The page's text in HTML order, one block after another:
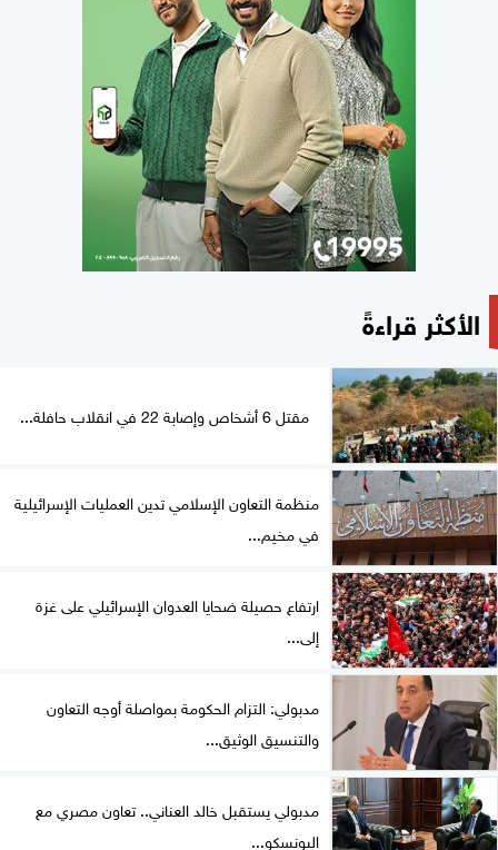
الأكثر قراءةً
مقتل 6 أشخاص وإصابة 22 في انقلاب حافلة...
منظمة التعاون الإسلامي تدين العمليات الإسرائيلية
في مخيم...
ارتفاع حصيلة ضحايا العدوان الإسرائيلي على غزة
إلى...
مدبولي: التزام الحكومة بمواصلة أوجه التعاون
والتنسيق الوثيق...
مدبولي يستقبل خالد العناني.. تعاون مصري مع
اليونسكو...